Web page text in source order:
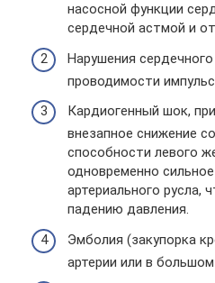
насосной функции
сердечной астмой и
Нарушения
проводимости
Кардиогенный шок,
внезапное снижение
способности левого
одновременно
артериального русла,
падению давления.
Эмболия (закупорка
артерии или в